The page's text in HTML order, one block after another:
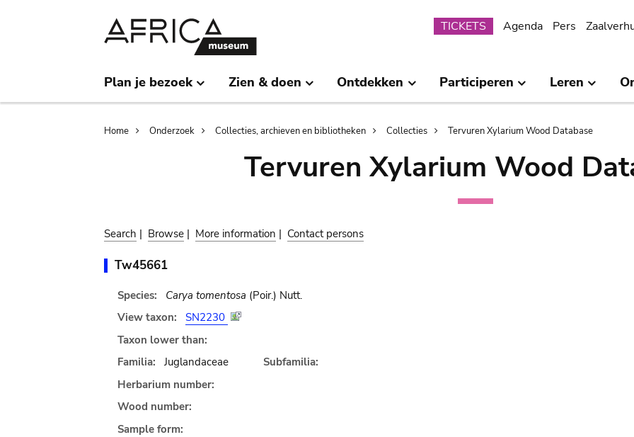
Submenu
TICKETS Agenda Pers
Plan je bezoek Zien & doen Ontdekken Participeren Leren
Breadcrumb
Home Onderzoek Collecties, archieven en bibliotheken Collecties Tervuren Xylarium Wood Database
Tervuren Xylarium Wood
Search | Browse | More information | Contact persons
Tw45661
Species: Carya tomentosa (Poir.) Nutt.
View taxon:
SN2230
Taxon lower than:
Familia:
Juglandaceae
Subfamilia:
Herbarium number:
Wood number:
Sample form: